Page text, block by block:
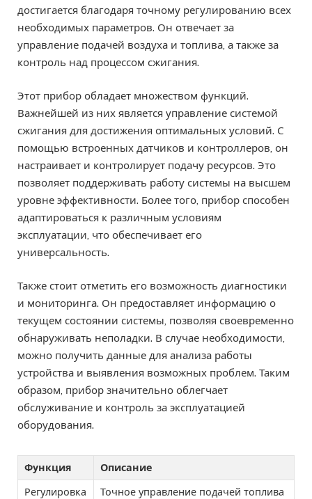
достигается благодаря точному регулированию всех
необходимых параметров. Он отвечает за
управление подачей воздуха и топлива, а также за
контроль над процессом сжигания.
Этот прибор обладает множеством функций.
Важнейшей из них является управление системой
сжигания для достижения оптимальных условий. С
помощью встроенных датчиков и контроллеров, он
настраивает и контролирует подачу ресурсов. Это
позволяет поддерживать работу системы на высшем
уровне эффективности. Более того, прибор способен
адаптироваться к различным условиям
эксплуатации, что обеспечивает его
универсальность.
Также стоит отметить его возможность диагностики
и мониторинга. Он предоставляет информацию о
текущем состоянии системы, позволяя своевременно
обнаруживать неполадки. В случае необходимости,
можно получить данные для анализа работы
устройства и выявления возможных проблем. Таким
образом, прибор значительно облегчает
обслуживание и контроль за эксплуатацией
оборудования.
Функция Описание
Регулировка
Точное управление подачей топлива